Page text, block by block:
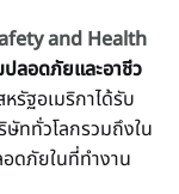
and Health
ลอดภัยและอาชีว
รัฐอเมริกาได้รับ
ษัททั่วโลกรวมถึงใน
อดภัยในที่ทำงาน